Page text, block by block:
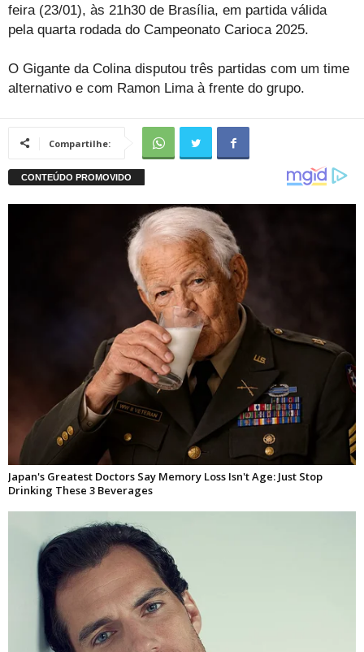
feira (23/01), às 21h30 de Brasília, em partida válida
pela quarta rodada do Campeonato Carioca 2025.
O Gigante da Colina disputou três partidas com um time
alternativo e com Ramon Lima à frente do grupo.
Compartilhe: